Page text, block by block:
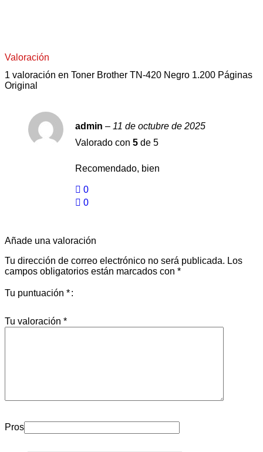
Valoración
1 valoración en Toner Brother TN-420 Negro 1.200 Páginas
Original
admin – 11 de octubre de 2025
Valorado con 5 de 5
Recomendado, bien
0
0
Añade una valoración
Tu dirección de correo electrónico no será publicada. Los
campos obligatorios están marcados con *
Tu puntuación *
Tu valoración *
Pros